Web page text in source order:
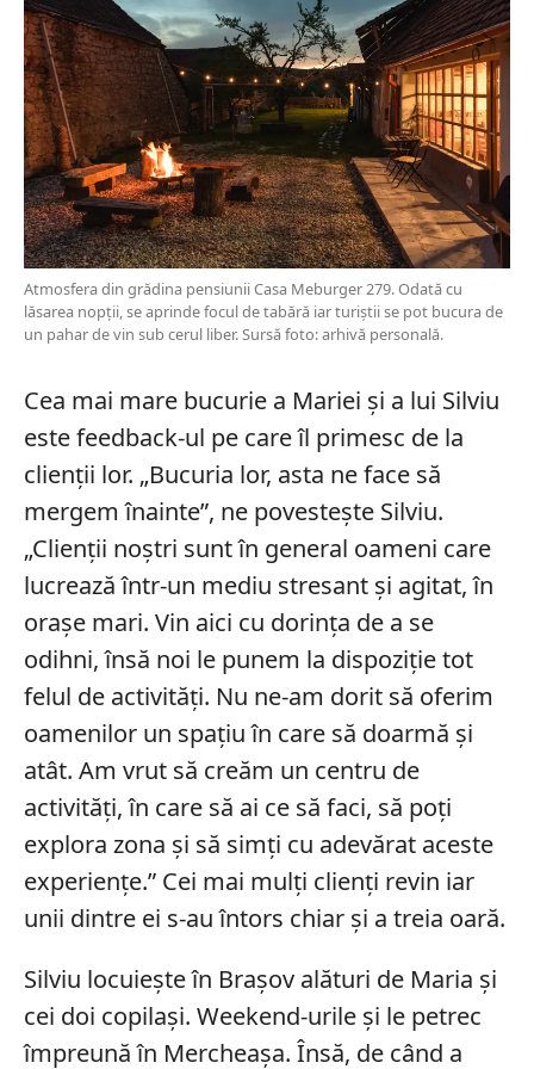
Atmosfera din grădina pensiunii Casa Meburger 279. Odată cu
lăsarea nopții, se aprinde focul de tabără iar turiștii se pot bucura de
un pahar de vin sub cerul liber. Sursă foto: arhivă personală.
Cea mai mare bucurie a Mariei și a lui Silviu
este feedback-ul pe care îl primesc de la
clienții lor. „Bucuria lor, asta ne face să
mergem înainte”, ne povestește Silviu.
„Clienții noștri sunt în general oameni care
lucrează într-un mediu stresant și agitat, în
orașe mari. Vin aici cu dorința de a se
odihni, însă noi le punem la dispoziție tot
felul de activități. Nu ne-am dorit să oferim
oamenilor un spațiu în care să doarmă și
atât. Am vrut să creăm un centru de
activități, în care să ai ce să faci, să poți
explora zona și să simți cu adevărat aceste
experiențe.” Cei mai mulți clienți revin iar
unii dintre ei s-au întors chiar și a treia oară.
Silviu locuiește în Brașov alături de Maria și
cei doi copilași. Weekend-urile și le petrec
împreună în Mercheașa. Însă, de când a